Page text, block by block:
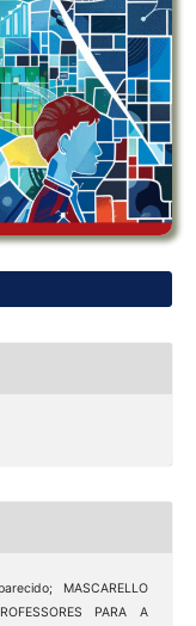
MASCARELLO
PARA A